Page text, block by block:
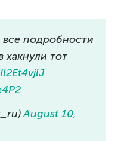
все подробности
хакнули тот
August 10,